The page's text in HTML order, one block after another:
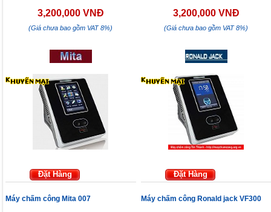
3,200,000 VNĐ
(Giá chưa bao gồm VAT 8%)
3,200,000 VNĐ
(Giá chưa bao gồm VAT 8%)
Đặt Hàng
Máy chấm công Mita 007
Đặt Hàng
Máy chấm công Ronald jack VF300